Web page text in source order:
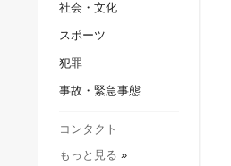
スポーツ
社会・文化
スポーツ
犯罪
事故・緊急事態
コンタクト
もっと見る »